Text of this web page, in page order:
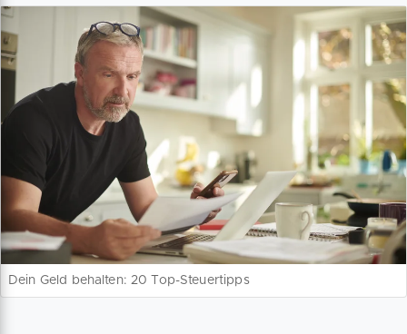
Dein Geld behalten: 20 Top-Steuertipps